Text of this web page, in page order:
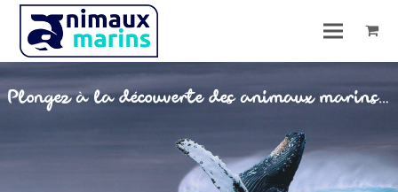
Plongez à la découverte des animaux marins…